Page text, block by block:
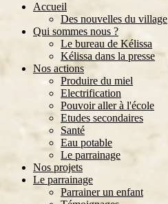
Accueil
Des nouvelles du village
Qui sommes nous ?
Le bureau de Kélissa
Kélissa dans la presse
Nos actions
Produire du miel
Electrification
Pouvoir aller à l'école
Etudes secondaires
Santé
Eau potable
Le parrainage
Nos projets
Le parrainage
Parrainer un enfant